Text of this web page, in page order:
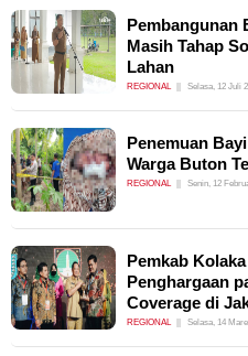
Pembangunan
Masih Tahap
Lahan
REGIONAL Selasa, 12 Juli
Penemuan
Warga Buton
REGIONAL Senin, 12
Pemkab
Penghargaan
Coverage di
REGIONAL Selasa, 14